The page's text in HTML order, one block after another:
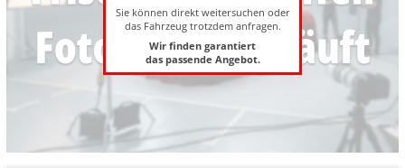
Sie können direkt weitersuchen oder
das Fahrzeug trotzdem anfragen.
Wir finden garantiert
das passende Angebot.